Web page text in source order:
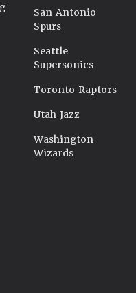
San Antonio
Spurs
Seattle
Supersonics
Toronto Raptors
Utah Jazz
Washington
Wizards